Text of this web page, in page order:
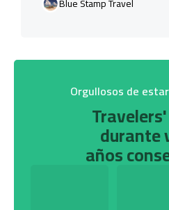
Orgullosos de
durante
años